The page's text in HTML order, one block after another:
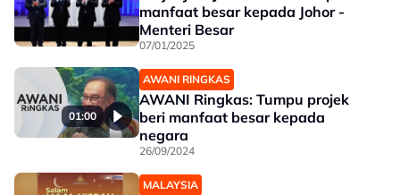
manfaat besar kepada Johor -
Menteri Besar
07/01/2025
01:00
AWANI RINGKAS
AWANI Ringkas: Tumpu projek
beri manfaat besar kepada
negara
26/09/2024
MALAYSIA